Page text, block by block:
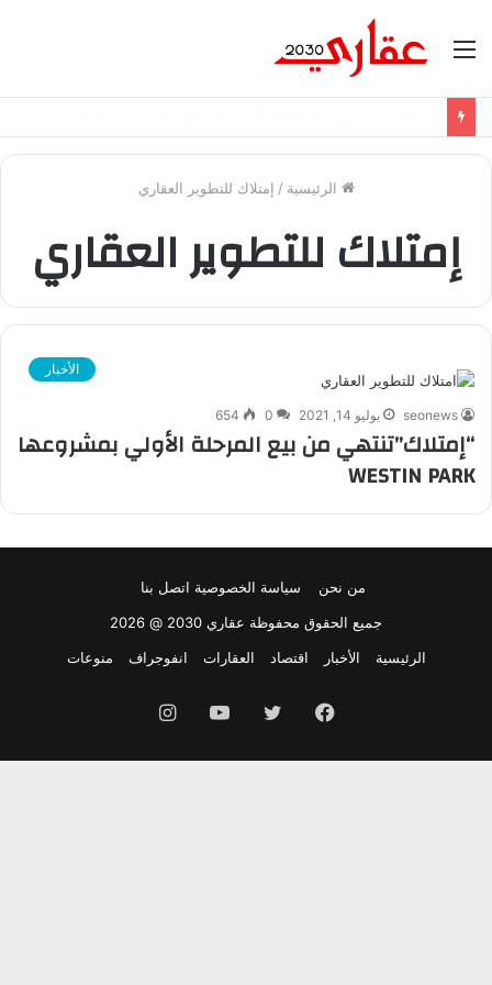
القائمة
الرئيسية / إمتلاك للتطوير العقاري
إمتلاك للتطوير العقاري
الأخبار
seonews يوليو 14, 2021 0
654
“إمتلاك”تنتهي من بيع المرحلة الأولي بمشروعها
WESTIN PARK
من نحن سياسة الخصوصية اتصل بنا
جميع الحقوق محفوظة عقاري 2030 @ 2026
الرئيسية
الأخبار اقتصاد العقارات انفوجراف منوعات
فيسبوك تويتر يوتيوب